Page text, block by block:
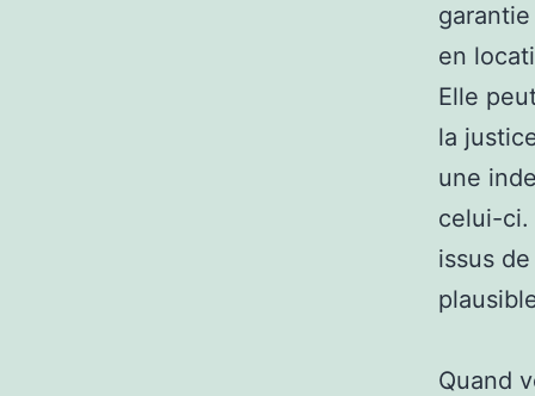
en
Elle
la
une
celui-ci.
issus
Quand